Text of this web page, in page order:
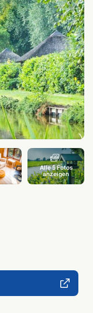
Alle 5 Fotos
anzeigen